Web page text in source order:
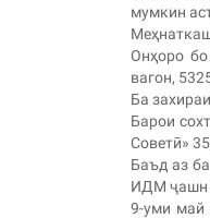
мумкин
Онҳоро
вагон,
Ба
Барои
Советӣ»
Баъд аз
ИДМ ҷашн
9-уми май